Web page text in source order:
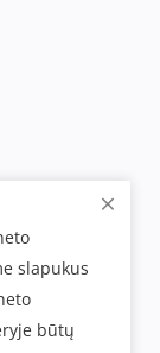
slapukus
būtų